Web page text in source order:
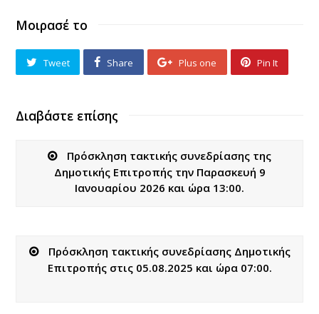
Μοιρασέ το
Tweet Share Plus one Pin It
Διαβάστε επίσης
Πρόσκληση τακτικής συνεδρίασης της
Δημοτικής Επιτροπής την Παρασκευή 9
Ιανουαρίου 2026 και ώρα 13:00.
Πρόσκληση τακτικής συνεδρίασης Δημοτικής
Επιτροπής στις 05.08.2025 και ώρα 07:00.